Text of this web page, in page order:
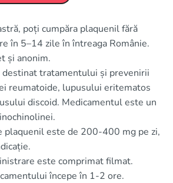
poți cumpăra plaquenil fără
în 5–14 zile în întreaga Românie.
și anonim.
tratamentului și prevenirii
reumatoide, lupusului eritematos
discoid. Medicamentul este un
plaquenil este de 200-400 mg pe zi,
este comprimat filmat.
începe în 1-2 ore.